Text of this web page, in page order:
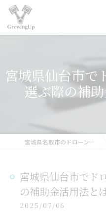
宮城県仙台市で
選ぶ際の補
宮城県名取市のドローンスクールなら合同会社GrowingUp
宮城県仙台市でド
の補助金活用法と
2025/07/06